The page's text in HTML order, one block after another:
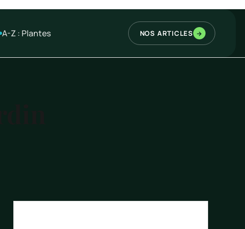
A-Z : Plantes NOS ARTICLES →